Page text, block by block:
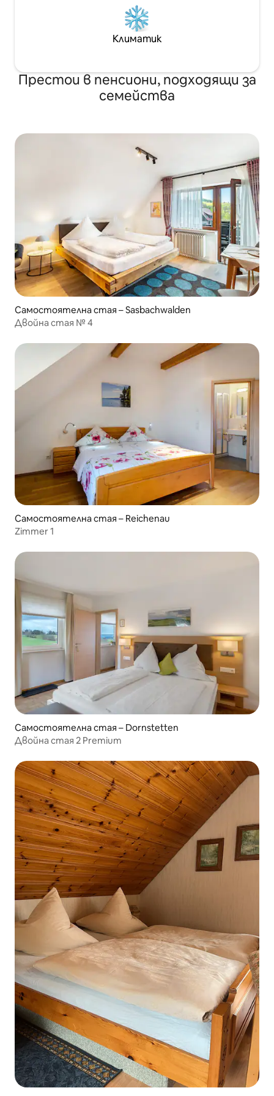
Климатик
Престои в пенсиони, подходящи за
семейства
Самостоятелна стая – Sasbachwalden
Двойна стая № 4
Самостоятелна стая – Reichenau
Zimmer 1
Самостоятелна стая – Dornstetten
Двойна стая 2 Premium